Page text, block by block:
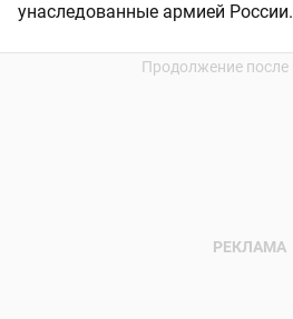
унаследованные армией России.